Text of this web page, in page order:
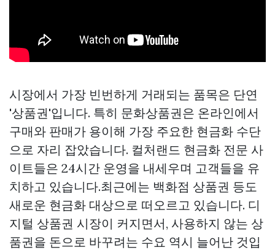
시장에서 가장 빈번하게 거래되는 품목은 단연
'상품권'입니다. 특히 문화상품권은 온라인에서
구매와 판매가 용이해 가장 주요한 현금화 수단
으로 자리 잡았습니다. 컬처랜드 현금화 전문 사
이트들은 24시간 운영을 내세우며 고객들을 유
치하고 있습니다.최근에는 백화점 상품권 등도
새로운 현금화 대상으로 떠오르고 있습니다. 디
지털 상품권 시장이 커지면서, 사용하지 않는 상
품권을 돈으로 바꾸려는 수요 역시 늘어난 것입